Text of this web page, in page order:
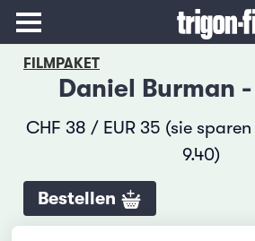
FILMPAKET
Daniel Burman
CHF 38 / EUR 35 (sie sparen
9.40)
Bestellen